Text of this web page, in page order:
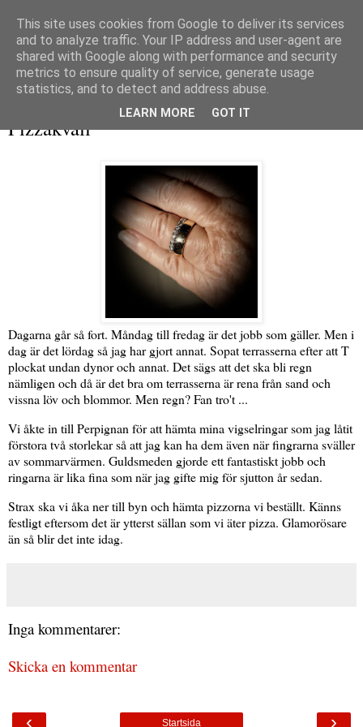
Pizzakväll
Dagarna går så fort. Måndag till fredag är det jobb som gäller. Men i
dag är det lördag så jag har gjort annat. Sopat terrasserna efter att T
plockat undan dynor och annat. Det sägs att det ska bli regn
nämligen och då är det bra om terrasserna är rena från sand och
vissna löv och blommor. Men regn? Fan tro't ...
Vi åkte in till Perpignan för att hämta mina vigselringar som jag låtit
förstora två storlekar så att jag kan ha dem även när fingrarna sväller
av sommarvärmen. Guldsmeden gjorde ett fantastiskt jobb och
ringarna är lika fina som när jag gifte mig för sjutton år sedan.
Strax ska vi åka ner till byn och hämta pizzorna vi beställt. Känns
festligt eftersom det är ytterst sällan som vi äter pizza. Glamorösare
än så blir det inte idag.
Inga kommentarer:
Skicka en kommentar
‹ ›
Startsida
This site uses cookies from Google to deliver its services
and to analyze traffic. Your IP address and user-agent are
shared with Google along with performance and security
metrics to ensure quality of service, generate usage
statistics, and to detect and address abuse.
LEARN MORE GOT IT